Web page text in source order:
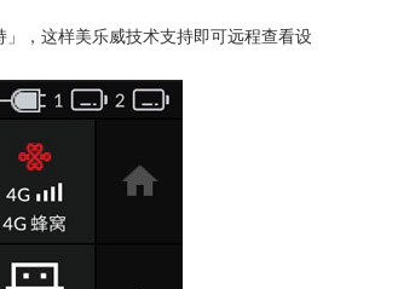
」，这样美乐威技术支持即可远程查看设